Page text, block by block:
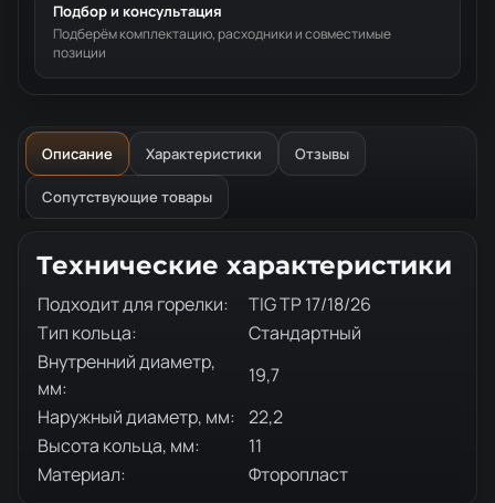
Подбор и консультация
Подберём комплектацию, расходники и совместимые
позиции
Описание Характеристики Отзывы
Сопутствующие товары
Описание товара
Технические характеристики
Подходит для горелки:
TIG TP 17/18/26
Тип кольца:
Стандартный
Внутренний диаметр,
мм:
19,7
Наружный диаметр, мм: 22,2
Высота кольца, мм:
11
Материал:
Фторопласт